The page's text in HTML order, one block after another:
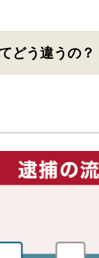
どう違うの？